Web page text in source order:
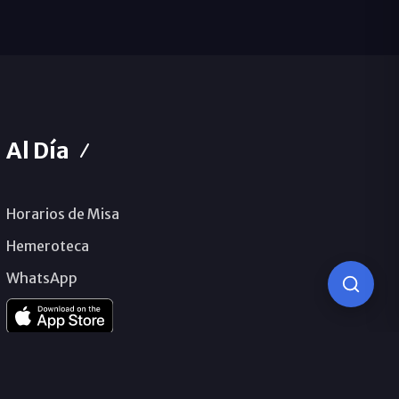
Al Día
Horarios de Misa
Hemeroteca
WhatsApp